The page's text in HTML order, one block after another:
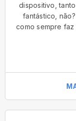
dispositivo,
fantástico,
como sempre